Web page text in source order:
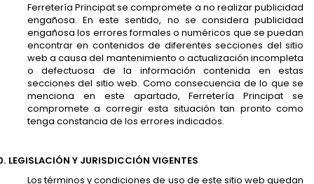
Ferretería Principat se compromete a no realizar publicidad
engañosa. En este sentido, no se considera publicidad
engañosa los errores formales o numéricos que se puedan
encontrar en contenidos de diferentes secciones del sitio
web a causa del mantenimiento o actualización incompleta
o defectuosa de la información contenida en estas
secciones del sitio web. Como consecuencia de lo que se
menciona en este apartado, Ferretería Principat se
compromete a corregir esta situación tan pronto como
tenga constancia de los errores indicados.
LEGISLACIÓN Y JURISDICCIÓN VIGENTES
Los términos y condiciones de uso de este sitio web quedan